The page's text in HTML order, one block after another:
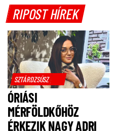
RIPOST HÍREK
SZTÁRDZSÚSZ
ÓRIÁSI
MÉRFÖLDKŐHÖZ
ÉRKEZIK NAGY ADRI